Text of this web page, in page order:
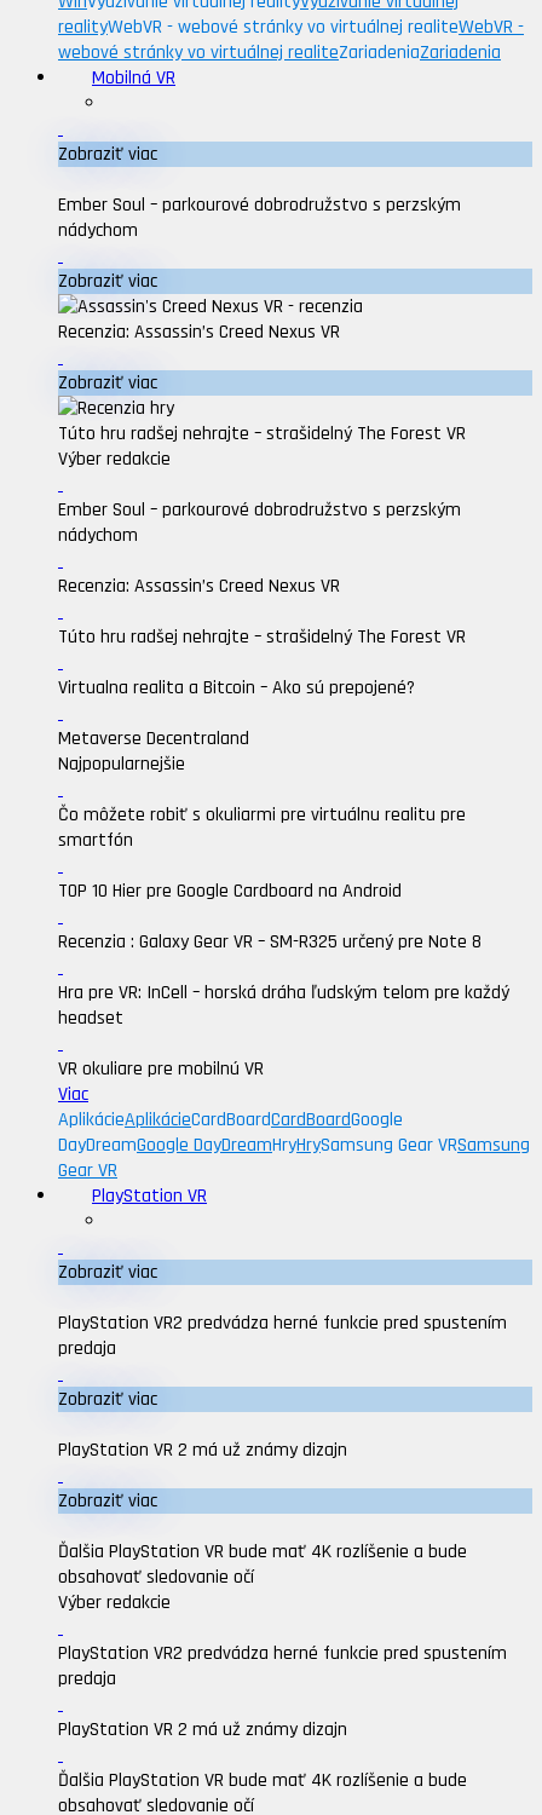
realityWebVR - webové stránky vo virtuálnej realiteWebVR -
webové stránky vo virtuálnej realiteZariadeniaZariadenia
Mobilná VR
Zobraziť viac
Ember Soul – parkourové dobrodružstvo s perzským
nádychom
Zobraziť viac
Recenzia: Assassin’s Creed Nexus VR
Zobraziť viac
Túto hru radšej nehrajte – strašidelný The Forest VR
Výber redakcie
Ember Soul – parkourové dobrodružstvo s perzským
nádychom
Recenzia: Assassin’s Creed Nexus VR
Túto hru radšej nehrajte – strašidelný The Forest VR
Virtualna realita a Bitcoin – Ako sú prepojené?
Metaverse Decentraland
Najpopularnejšie
Čo môžete robiť s okuliarmi pre virtuálnu realitu pre
smartfón
TOP 10 Hier pre Google Cardboard na Android
Recenzia : Galaxy Gear VR – SM-R325 určený pre Note 8
Hra pre VR: InCell – horská dráha ľudským telom pre každý
headset
VR okuliare pre mobilnú VR
Viac
AplikácieAplikácieCardBoardCardBoardGoogle
DayDreamGoogle DayDreamHryHrySamsung Gear VRSamsung
Gear VR
PlayStation VR
Zobraziť viac
PlayStation VR2 predvádza herné funkcie pred spustením
predaja
Zobraziť viac
PlayStation VR 2 má už známy dizajn
Zobraziť viac
Ďalšia PlayStation VR bude mať 4K rozlíšenie a bude
obsahovať sledovanie očí
Výber redakcie
PlayStation VR2 predvádza herné funkcie pred spustením
predaja
PlayStation VR 2 má už známy dizajn
Ďalšia PlayStation VR bude mať 4K rozlíšenie a bude
obsahovať sledovanie očí